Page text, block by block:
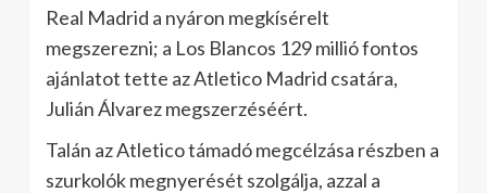
Real Madrid a nyáron megkísérelt
megszerezni; a Los Blancos 129 millió fontos
ajánlatot tette az Atletico Madrid csatára,
Julián Álvarez megszerzéséért.
Talán az Atletico támadó megcélzása részben a
szurkolók megnyerését szolgálja, azzal a